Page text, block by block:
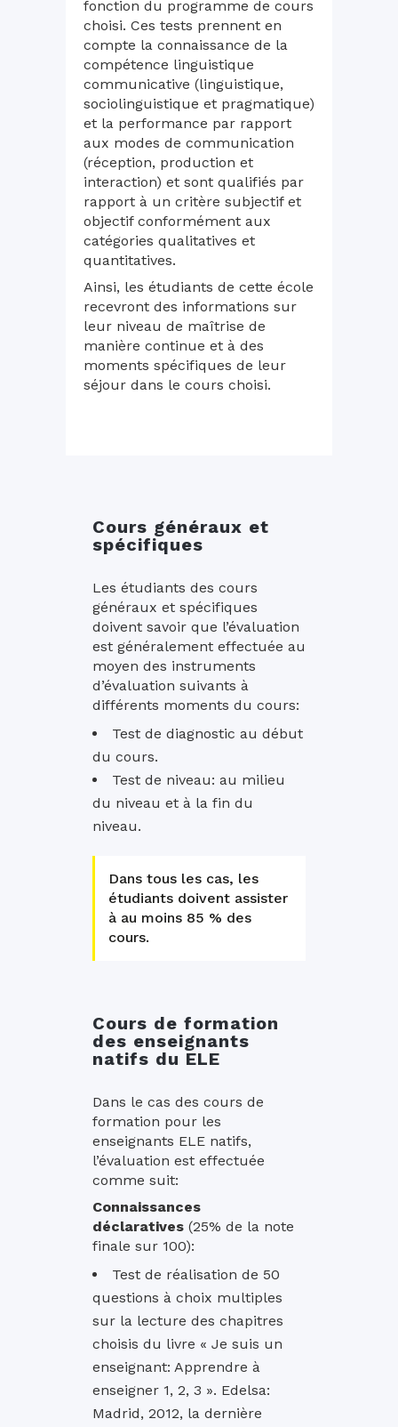
fonction du programme de cours
choisi. Ces tests prennent en
compte la connaissance de la
compétence linguistique
communicative (linguistique,
sociolinguistique et pragmatique)
et la performance par rapport
aux modes de communication
(réception, production et
interaction) et sont qualifiés par
rapport à un critère subjectif et
objectif conformément aux
catégories qualitatives et
quantitatives.
Ainsi, les étudiants de cette école
recevront des informations sur
leur niveau de maîtrise de
manière continue et à des
moments spécifiques de leur
séjour dans le cours choisi.
Cours généraux et
spécifiques
Les étudiants des cours
généraux et spécifiques
doivent savoir que l’évaluation
est généralement effectuée au
moyen des instruments
d’évaluation suivants à
différents moments du cours:
Test de diagnostic au début
du cours.
Test de niveau: au milieu
du niveau et à la fin du
niveau.
Dans tous les cas, les
étudiants doivent assister
à au moins 85 % des
cours.
Cours de formation
des enseignants
natifs du ELE
Dans le cas des cours de
formation pour les
enseignants ELE natifs,
l’évaluation est effectuée
comme suit:
Connaissances
déclaratives (25% de la note
finale sur 100):
Test de réalisation de 50
questions à choix multiples
sur la lecture des chapitres
choisis du livre « Je suis un
enseignant: Apprendre à
enseigner 1, 2, 3 ». Edelsa:
Madrid, 2012, la dernière